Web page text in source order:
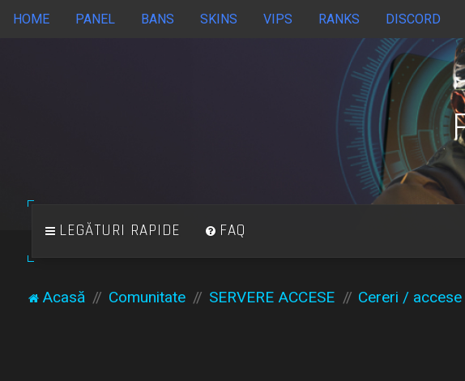
HOME PANEL BANS SKINS VIPS RANKS DISCORD
LEGĂTURI RAPIDE FAQ
Acasă Comunitate SERVERE ACCESE Cereri /